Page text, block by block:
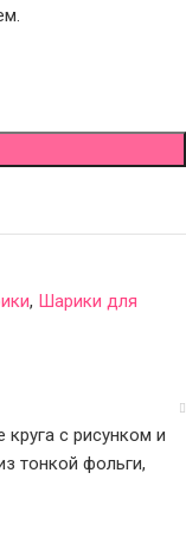
, Шарики для
с рисунком и
тонкой фольги,